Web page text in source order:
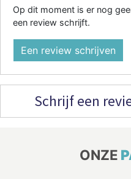
Op dit moment is er nog
een review schrijft.
Een review schrijven
Schrijf een
ONZE